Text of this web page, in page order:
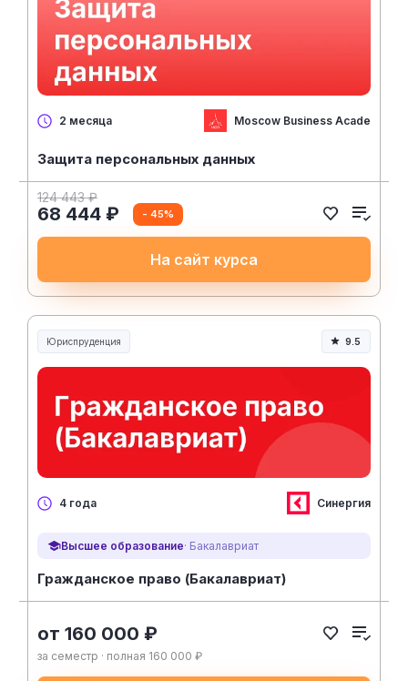
2 месяца Moscow Business Academy
Защита персональных данных
124 443 ₽
68 444 ₽ - 45%
На сайт курса
Юриспруденция
Юриспруденция и право
9.5
4 года Синергия
Высшее образование· Бакалавриат
Гражданское право (Бакалавриат)
от 160 000 ₽
за семестр · полная 160 000 ₽